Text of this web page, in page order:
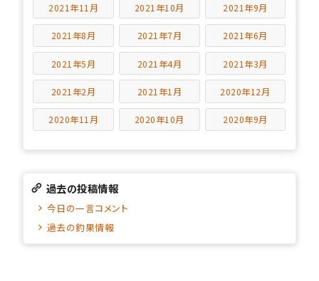
2021年11月 2021年10月 2021年9月
2021年8月 2021年7月 2021年6月
2021年5月 2021年4月 2021年3月
2021年2月 2021年1月 2020年12月
2020年11月 2020年10月 2020年9月
過去の投稿情報
今日の一言コメント
過去の釣果情報